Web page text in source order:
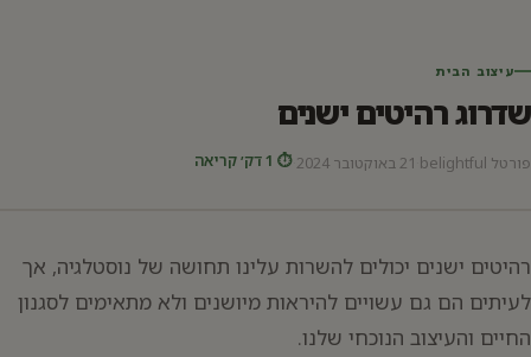
עיצוב הבית
שדרוג רהיטים ישנים
פורטל belightful 21 באוקטובר 2024 ⏱ 1 דק׳ קריאה
רהיטים ישנים יכולים להשרות עלינו תחושה של נוסטלגיה, אך
לעיתים הם גם עשויים להיראות מיושנים ולא מתאימים לסגנון
החיים והעיצוב הנוכחי שלנו.